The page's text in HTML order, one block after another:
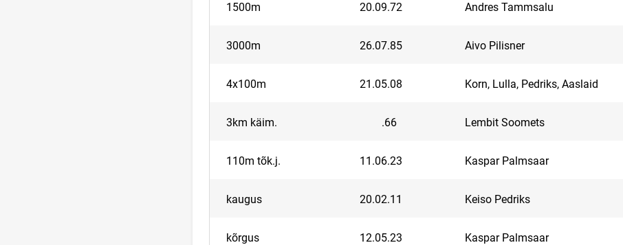
1500m 20.09.72 Andres Tammsalu
3000m 26.07.85 Aivo Pilisner
4x100m 21.05.08 Korn, Lulla, Pedriks, Aaslaid
3km käim. .66 Lembit Soomets
110m tõk.j. 11.06.23 Kaspar Palmsaar
kaugus 20.02.11 Keiso Pedriks
kõrgus 12.05.23 Kaspar Palmsaar